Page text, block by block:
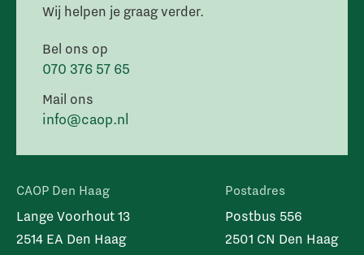
Wij helpen je graag verder.
Bel ons op
070 376 57 65
Mail ons
info@caop.nl
CAOP Den Haag
Lange Voorhout 13
2514 EA Den Haag
Postadres
Postbus 556
2501 CN Den Haag